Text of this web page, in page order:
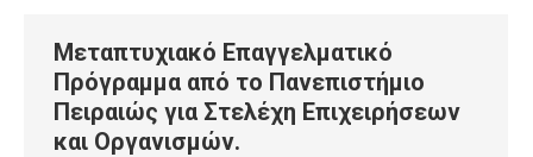
Μεταπτυχιακό Επαγγελματικό
Πρόγραμμα από το Πανεπιστήμιο
Πειραιώς για Στελέχη Επιχειρήσεων
και Οργανισμών.